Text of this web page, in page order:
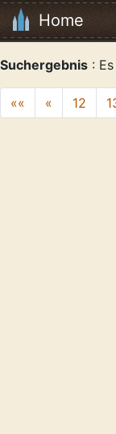
Home
Suchergebnis :
«« « 12